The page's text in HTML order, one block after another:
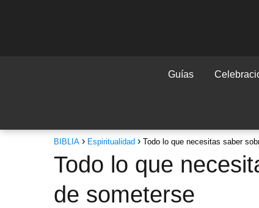
Guías
BIBLIA Espiritualidad Todo lo que necesitas saber
Todo lo que
de someterse